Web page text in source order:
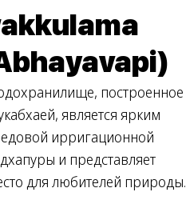
построенное
является ярким
ирригационной
и представляет
для любителей природы.